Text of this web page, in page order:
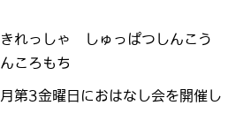
れっしゃ しゅっぱつしんこう
ころもち
第3金曜日におはなし会を開催し